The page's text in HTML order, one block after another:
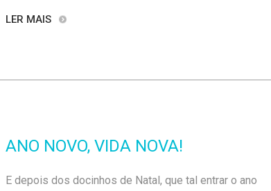
LER MAIS
ANO NOVO, VIDA NOVA!
E depois dos docinhos de Natal, que tal entrar o ano